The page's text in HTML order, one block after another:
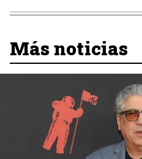
Más noticias